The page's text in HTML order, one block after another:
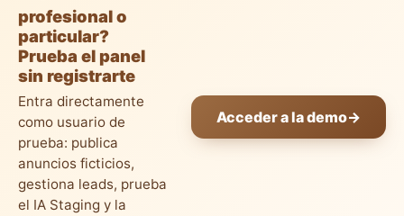
profesional o
particular?
Prueba el panel
sin registrarte
Entra directamente
como usuario de
prueba: publica
anuncios ficticios,
gestiona leads, prueba
el IA Staging y la
Acceder a la demo→